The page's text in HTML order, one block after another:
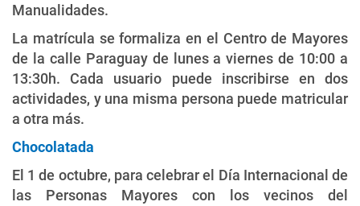
Manualidades.
La matrícula se formaliza en el Centro de Mayores
de la calle Paraguay de lunes a viernes de 10:00 a
13:30h. Cada usuario puede inscribirse en dos
actividades, y una misma persona puede matricular
a otra más.
Chocolatada
El 1 de octubre, para celebrar el Día Internacional de
las Personas Mayores con los vecinos del